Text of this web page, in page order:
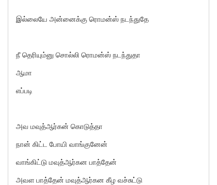
இல்லையே அன்னைக்கு ரொமன்ஸ் நடந்துதே
நீ தெரியும்னு சொல்லி ரொமன்ஸ் நடந்துதா
ஆமா
எப்படி
அவ மவுத்ஆர்கன் கொடுத்தா
நான் கிட்ட போயி வாங்குனேன்
வாங்கிட்டு மவுத்ஆர்கன பாத்தேன்
அவள பாத்தேன் மவுத்ஆர்கன கீழ வச்சுட்டு